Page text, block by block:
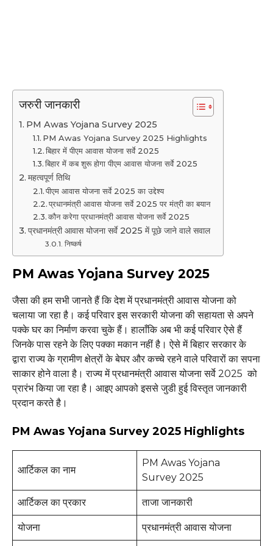
जरुरी जानकारी
PM Awas Yojana Survey 2025
PM Awas Yojana Survey 2025 Highlights
बिहार में पीएम आवास योजना सर्वे 2025
बिहार में कब शुरू होगा पीएम आवास योजना सर्वे 2025
महत्वपूर्ण तिथि
पीएम आवास योजना सर्वे 2025 का उद्देश्य
प्रधानमंत्री आवास योजना सर्वे 2025 पर मंत्री का बयान
कौन करेगा प्रधानमंत्री आवास योजना सर्वे 2025
प्रधानमंत्री आवास योजना सर्वे 2025 में पूछे जाने वाले सवाल
निष्कर्ष
PM Awas Yojana Survey 2025
जैसा की हम सभी जानते हैं कि देश में प्रधानमंत्री आवास योजना को
चलाया जा रहा है। कई परिवार इस सरकारी योजना की सहायता से अपने
पक्के घर का निर्माण करवा चुके हैं। हालाँकि अब भी कई परिवार ऐसे हैं
जिनके पास रहने के लिए पक्का मकान नहीं है। ऐसे में बिहार सरकार के
द्वारा राज्य के ग्रामीण क्षेत्रों के बेघर और कच्चे रहने वाले परिवारों का सपना
साकार होने वाला है। राज्य में प्रधानमंत्री आवास योजना सर्वे 2025 को
प्रारंभ किया जा रहा है। आइए आपको इससे जुडी हुई विस्तृत जानकारी
प्रदान करते है।
PM Awas Yojana Survey 2025 Highlights
आर्टिकल का नाम
PM Awas Yojana
Survey 2025
आर्टिकल का प्रकार ताजा जानकारी
योजना प्रधानमंत्री आवास योजना